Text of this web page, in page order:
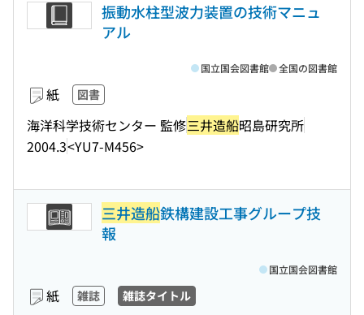
振動水柱型波力装置の技術マニュ
アル
紙 図書
海洋科学技術センター 監修三井造船昭島研究所
2004.3<YU7-M456>
国立国会図書館 全国の図書館
三井造船鉄構建設工事グループ技
報
紙 雑誌 雑誌タイトル
国立国会図書館